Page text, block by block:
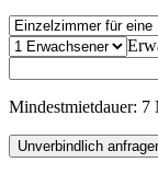
Mindestmietdauer: 7
Unverbindlich